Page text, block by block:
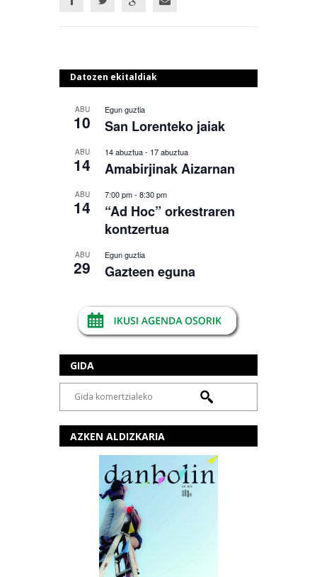
Datozen ekitaldiak
ABU
10
Egun guztia
San Lorenteko jaiak
ABU
14
14 abuztua- 17 abuztua
Amabirjinak Aizarnan
ABU
14
7:00 pm- 8:30 pm
“Ad Hoc” orkestraren
kontzertua
ABU
29
Egun guztia
Gazteen eguna
GIDA
AZKEN ALDIZKARIA